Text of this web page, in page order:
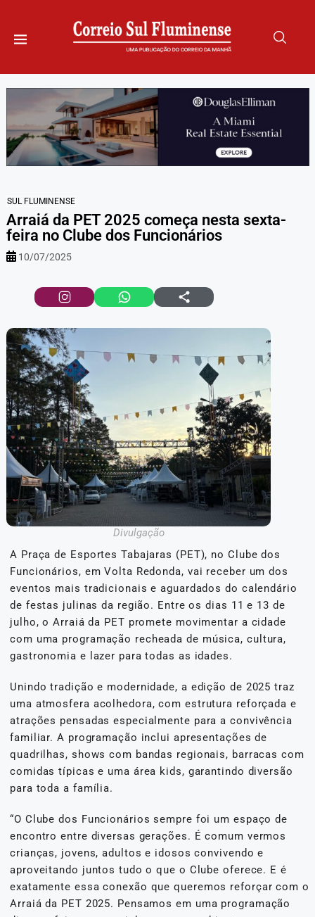
SUL FLUMINENSE
Arraiá da PET 2025 começa nesta sexta-
feira no Clube dos Funcionários
10/07/2025
Divulgação
A Praça de Esportes Tabajaras (PET), no Clube dos
Funcionários, em Volta Redonda, vai receber um dos
eventos mais tradicionais e aguardados do calendário
de festas julinas da região. Entre os dias 11 e 13 de
julho, o Arraiá da PET promete movimentar a cidade
com uma programação recheada de música, cultura,
gastronomia e lazer para todas as idades.
Unindo tradição e modernidade, a edição de 2025 traz
uma atmosfera acolhedora, com estrutura reforçada e
atrações pensadas especialmente para a convivência
familiar. A programação inclui apresentações de
quadrilhas, shows com bandas regionais, barracas com
comidas típicas e uma área kids, garantindo diversão
para toda a família.
“O Clube dos Funcionários sempre foi um espaço de
encontro entre diversas gerações. É comum vermos
crianças, jovens, adultos e idosos convivendo e
aproveitando juntos tudo o que o Clube oferece. E é
exatamente essa conexão que queremos reforçar com o
Arraiá da PET 2025. Pensamos em uma programação